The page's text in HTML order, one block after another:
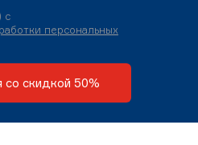
с
персональных
со скидкой 50%